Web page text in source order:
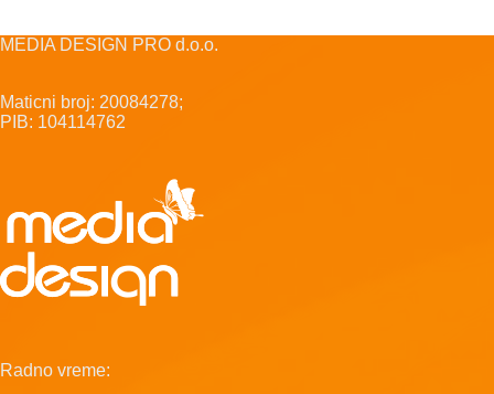
MEDIA DESIGN PRO d.o.o.
Maticni broj: 20084278;
PIB: 104114762
Radno vreme: